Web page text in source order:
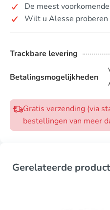
De meest
Wilt u Alesse proberen
Trackbare levering
Betalingsmogelijkheden
Gratis verzending (via
bestellingen van meer
Gerelateerde